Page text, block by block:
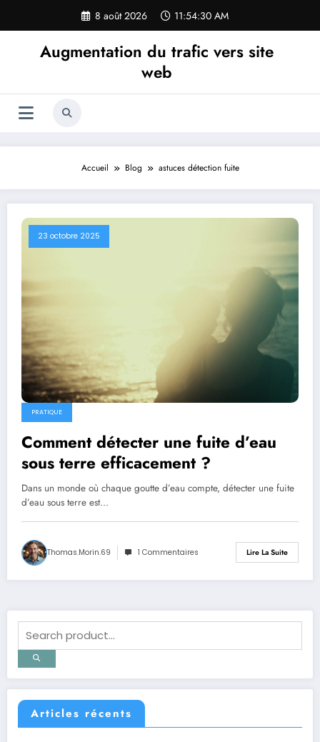
contenu
8 août 2026 11:54:32 AM
Augmentation du trafic vers site
web
Accueil Blog astuces détection fuite
23 octobre 2025
PRATIQUE
Comment détecter une fuite d’eau
sous terre efficacement ?
Dans un monde où chaque goutte d’eau compte, détecter une fuite
d’eau sous terre est…
Thomas.Morin.69 1 Commentaires Lire La Suite
Articles récents